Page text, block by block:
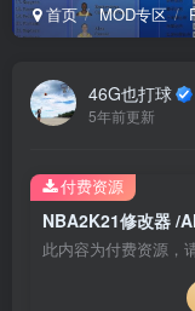
首页 MOD专区
46G也打球
5年前更新
NBA2K21修改器 /
此内容为付费资源，
付费资源